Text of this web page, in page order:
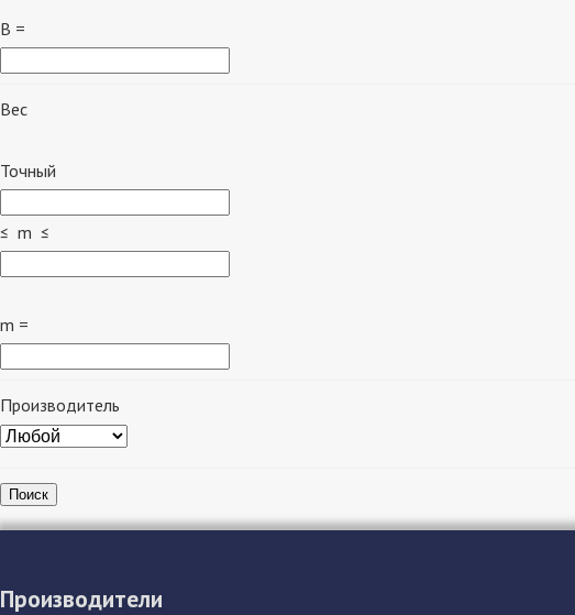
B =
Вес
Точный
≤ m ≤
m =
Производитель
Поиск
Производители